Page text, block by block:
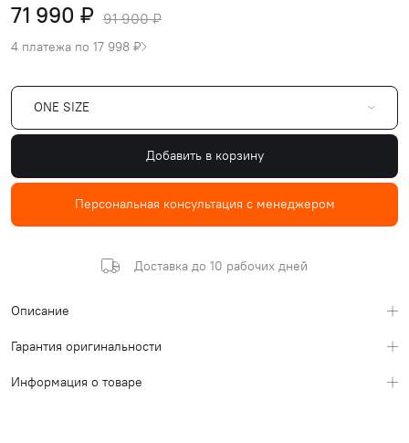
71 990 ₽ 91 900 ₽
4 платежа по 17 998 ₽
ONE SIZE
Добавить в корзину
Персональная консультация с менеджером
Доставка до 10 рабочих дней
Описание
Гарантия оригинальности
Информация о товаре